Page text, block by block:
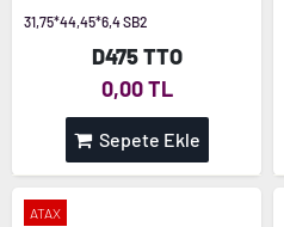
31,75*44,45*6,4 SB2
D475 TTO
0,00 TL
Sepete Ekle
ATAX